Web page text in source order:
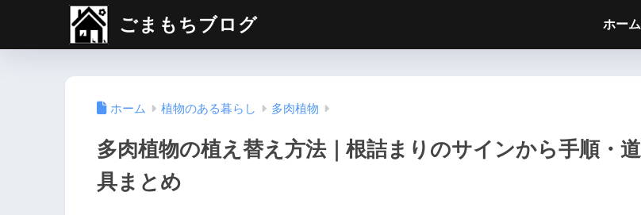
ごまもちブログ ホーム
ホーム 植物のある暮らし 多肉植物
多肉植物の植え替え方法｜根詰まりのサインから手順・道
具まとめ